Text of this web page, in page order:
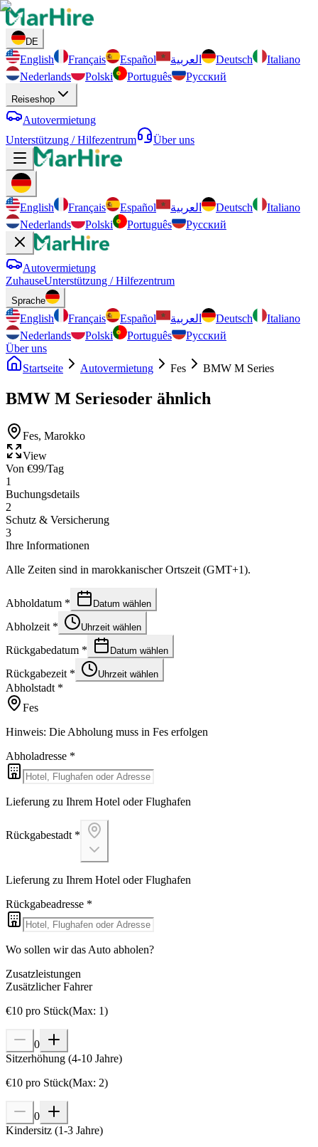
DE
English Français Español العربية Deutsch
Italiano
Nederlands
Polski Português Русский
Reiseshop
Autovermietung
Unterstützung / Hilfezentrum
Über uns
English Français Español العربية Deutsch
Italiano
Nederlands
Polski Português Русский
Autovermietung
ZuhauseUnterstützung / Hilfezentrum
Sprache
English Français Español العربية Deutsch
Italiano
Nederlands
Polski Português
Русский
Über uns
Startseite
Autovermietung Fes BMW M Series
BMW M Seriesoder ähnlich
Fes, Marokko
View
Von €99/Tag
1
Buchungsdetails
2
Schutz & Versicherung
3
Ihre Informationen
Alle Zeiten sind in marokkanischer Ortszeit (GMT+1).
Abholdatum * Datum wählen
Abholzeit * Uhrzeit wählen
Rückgabedatum * Datum wählen
Rückgabezeit * Uhrzeit wählen
Abholstadt *
Fes
Hinweis: Die Abholung muss in Fes erfolgen
Abholadresse *
Lieferung zu Ihrem Hotel oder Flughafen
Rückgabestadt *
Lieferung zu Ihrem Hotel oder Flughafen
Rückgabeadresse *
Wo sollen wir das Auto abholen?
Zusatzleistungen
Zusätzlicher Fahrer
€10 pro Stück(Max: 1)
0
Sitzerhöhung (4-10 Jahre)
€10 pro Stück(Max: 2)
0
Kindersitz (1-3 Jahre)